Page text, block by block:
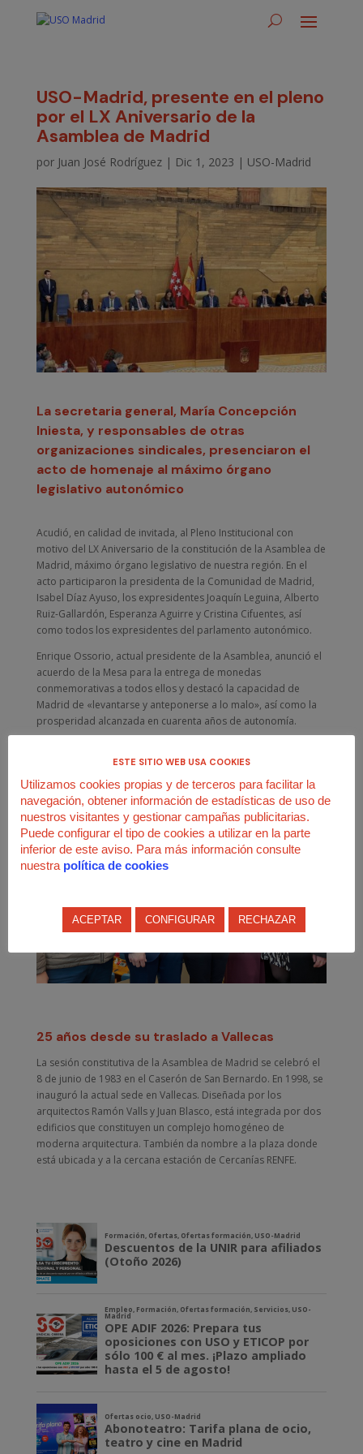
USO-Madrid, presente en el pleno
por el LX Aniversario de la
Asamblea de Madrid
por Juan José Rodríguez| Dic 1, 2023 | USO-Madrid
La secretaria general, María Concepción
Iniesta, y responsables de otras
organizaciones sindicales, presenciaron el
acto de homenaje al máximo órgano
legislativo autonómico
Acudió, en calidad de invitada, al Pleno Institucional con
motivo del LX Aniversario de la constitución de la Asamblea de
Madrid, máximo órgano legislativo de nuestra región. En el
acto participaron la presidenta de la Comunidad de Madrid,
Isabel Díaz Ayuso, los expresidentes Joaquín Leguina, Alberto
Ruiz-Gallardón, Esperanza Aguirre y Cristina Cifuentes, así
como todos los expresidentes del parlamento autonómico.
Enrique Ossorio, actual presidente de la Asamblea, anunció el
acuerdo de la Mesa para la entrega de monedas
conmemorativas a todos ellos y destacó la capacidad de
Madrid de «levantarse y anteponerse a lo malo», así como la
prosperidad alcanzada en cuarenta años de autonomía.
25 años desde su traslado a Vallecas
La sesión constitutiva de la Asamblea de Madrid se celebró el
8 de junio de 1983 en el Caserón de San Bernardo. En 1998, se
inauguró la actual sede en Vallecas. Diseñada por los
arquitectos Ramón Valls y Juan Blasco, está integrada por dos
edificios que constituyen un complejo homogéneo de
moderna arquitectura. También da nombre a la plaza donde
está ubicada y a la cercana estación de Cercanías RENFE.
ESTE SITIO WEB USA COOKIES
Utilizamos cookies propias y de terceros para facilitar la
navegación, obtener información de estadísticas de uso de
nuestros visitantes y gestionar campañas publicitarias.
Puede configurar el tipo de cookies a utilizar en la parte
inferior de este aviso. Para más información consulte
nuestra política de cookies
ACEPTAR CONFIGURAR RECHAZAR